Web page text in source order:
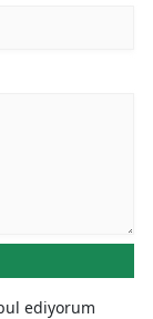
ediyorum